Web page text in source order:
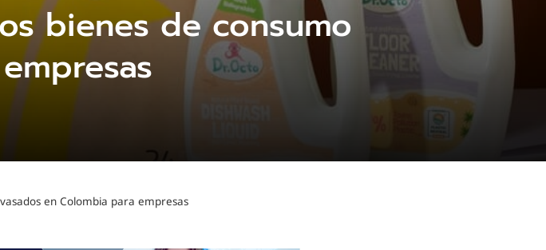
bienes de consumo
en Colombia para empresas